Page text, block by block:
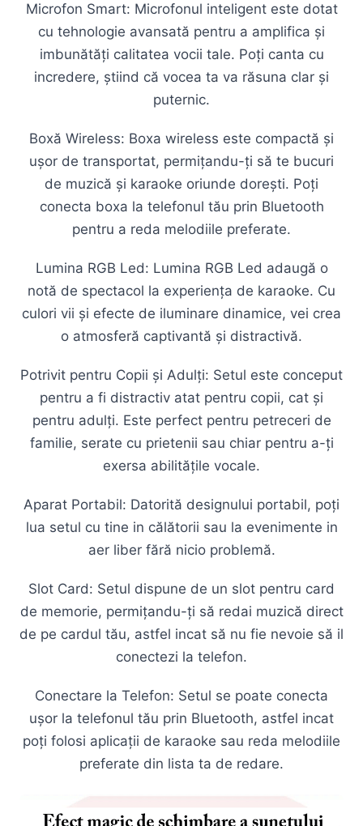
Microfon Smart: Microfonul inteligent este dotat
cu tehnologie avansată pentru a amplifica și
imbunătăți calitatea vocii tale. Poți canta cu
incredere, știind că vocea ta va răsuna clar și
puternic.
Boxă Wireless: Boxa wireless este compactă și
ușor de transportat, permițandu-ți să te bucuri
de muzică și karaoke oriunde dorești. Poți
conecta boxa la telefonul tău prin Bluetooth
pentru a reda melodiile preferate.
Lumina RGB Led: Lumina RGB Led adaugă o
notă de spectacol la experiența de karaoke. Cu
culori vii și efecte de iluminare dinamice, vei crea
o atmosferă captivantă și distractivă.
Potrivit pentru Copii și Adulți: Setul este conceput
pentru a fi distractiv atat pentru copii, cat și
pentru adulți. Este perfect pentru petreceri de
familie, serate cu prietenii sau chiar pentru a-ți
exersa abilitățile vocale.
Aparat Portabil: Datorită designului portabil, poți
lua setul cu tine in călătorii sau la evenimente in
aer liber fără nicio problemă.
Slot Card: Setul dispune de un slot pentru card
de memorie, permițandu-ți să redai muzică direct
de pe cardul tău, astfel incat să nu fie nevoie să il
conectezi la telefon.
Conectare la Telefon: Setul se poate conecta
ușor la telefonul tău prin Bluetooth, astfel incat
poți folosi aplicații de karaoke sau reda melodiile
preferate din lista ta de redare.